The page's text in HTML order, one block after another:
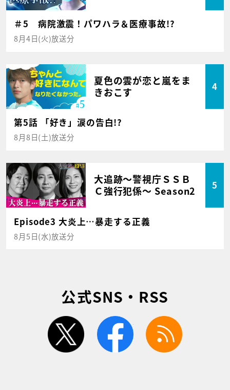
＃5 病院激震！パワハラ＆医療事故!?
8月4日(火)放送分
夏色の雲が恋と嵐をま
きおこす
4
第5話 「好き」涙の告白!?
8月8日(土)放送分
大追跡～警視庁ＳＳＢ
Ｃ強行犯係～ Season2
5
Episode3 大炎上…暴走する正義
8月5日(水)放送分
公式SNS・RSS
twitter facebook